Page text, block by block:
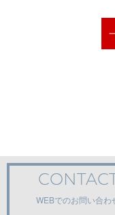
CONTACT
WEBでのお問い合わ